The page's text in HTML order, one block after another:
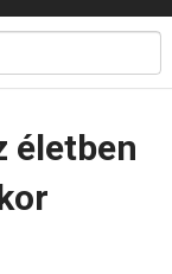
életben